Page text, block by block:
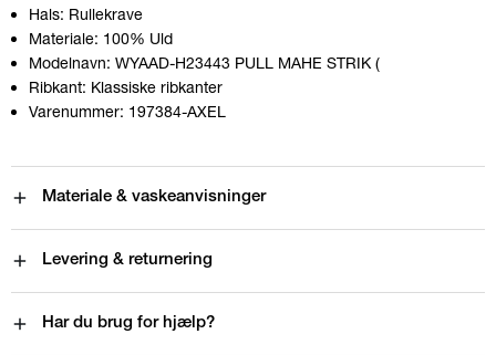
Hals: Rullekrave
Materiale: 100% Uld
Modelnavn: WYAAD-H23443 PULL MAHE STRIK (
Ribkant: Klassiske ribkanter
Varenummer: 197384-AXEL
Materiale & vaskeanvisninger
Levering & returnering
Har du brug for hjælp?